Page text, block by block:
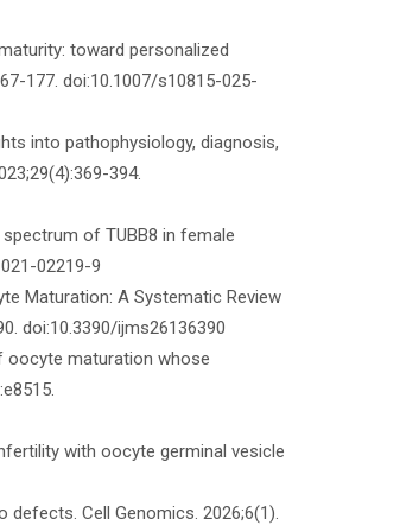
toward personalized
177. doi:10.1007/s10815-025-
into pathophysiology, diagnosis,
394.
of TUBB8 in female
02219-9
Maturation: A Systematic Review
doi:10.3390/ijms26136390
oocyte maturation whose
with oocyte germinal vesicle
defects. Cell Genomics. 2026;6(1).